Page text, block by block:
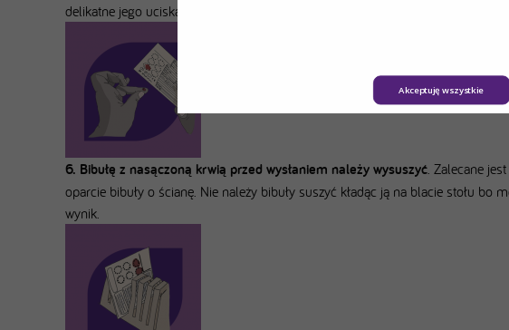
delikatne jego uciskanie. Bibułę trzymamy przy palcu do momentu uzyskania
6. Bibułę z nasączoną krwią przed wysłaniem należy wysuszyć. Zalecane
oparcie bibuły o ścianę. Nie należy bibuły suszyć kładąc ją na blacie stołu
wynik.
Akceptuję wszystkie